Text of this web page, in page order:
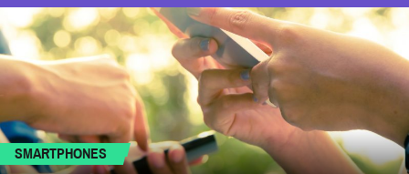
SMARTPHONES